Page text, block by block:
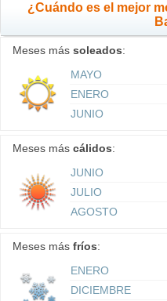
¿Cuándo es el mejor
Meses más soleados:
MAYO
ENERO
JUNIO
Meses más cálidos:
JUNIO
JULIO
AGOSTO
Meses más fríos:
ENERO
DICIEMBRE